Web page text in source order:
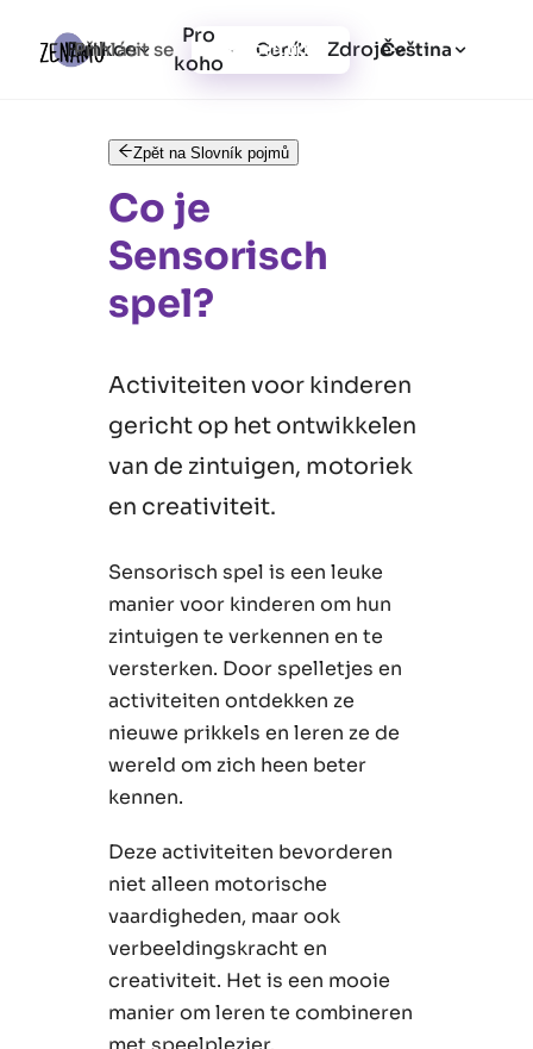
Funkce
Pro
koho
Ceník Zdroje
Přihlásit se Vytvořit účet Čeština
Zpět na Slovník pojmů
Co je
Sensorisch
spel?
Activiteiten voor kinderen
gericht op het ontwikkelen
van de zintuigen, motoriek
en creativiteit.
Sensorisch spel is een leuke
manier voor kinderen om hun
zintuigen te verkennen en te
versterken. Door spelletjes en
activiteiten ontdekken ze
nieuwe prikkels en leren ze de
wereld om zich heen beter
kennen.
Deze activiteiten bevorderen
niet alleen motorische
vaardigheden, maar ook
verbeeldingskracht en
creativiteit. Het is een mooie
manier om leren te combineren